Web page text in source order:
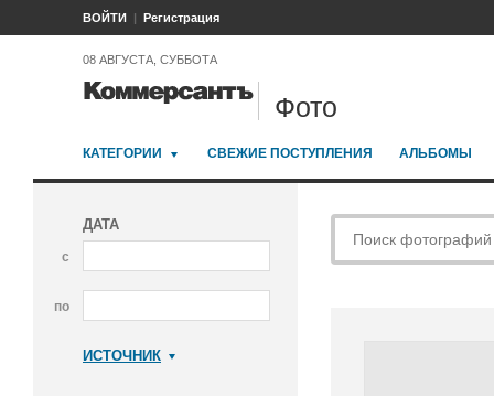
ВОЙТИ Регистрация
08 АВГУСТА, СУББОТА
Фото
КАТЕГОРИИ СВЕЖИЕ ПОСТУПЛЕНИЯ АЛЬБОМЫ
ДАТА
с
по
ИСТОЧНИК